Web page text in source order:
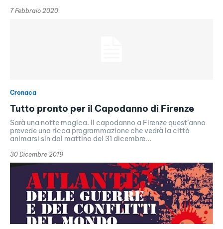
7 Febbraio 2020
Cronaca
Tutto pronto per il Capodanno di Firenze
Sarà una notte magica. Il capodanno a Firenze quest’anno
prevede una ricca programmazione che vedrà la città
animarsi sin dal mattino del 31 dicembre...
30 Dicembre 2019